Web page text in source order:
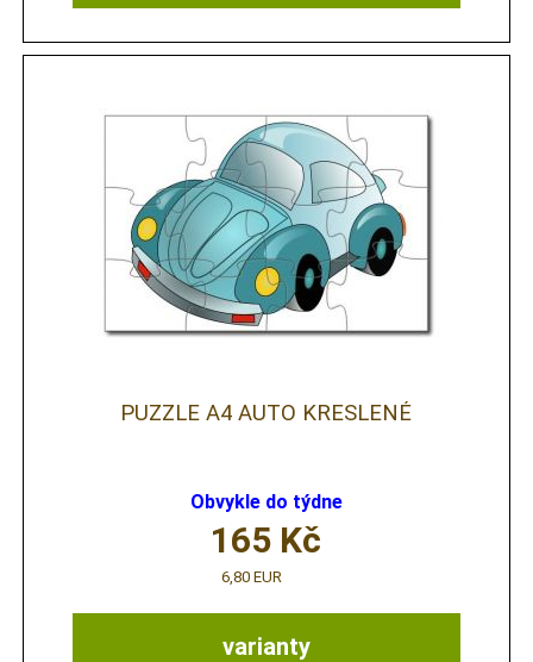
PUZZLE A4 AUTO KRESLENÉ
Obvykle do týdne
varianty
165 Kč
6,80 EUR